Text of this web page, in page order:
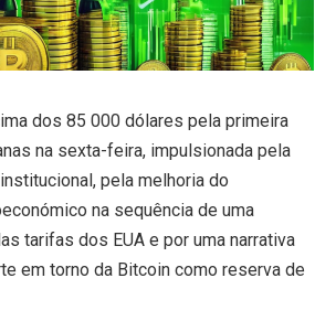
dos 85 000 dólares pela primeira
na sexta-feira, impulsionada pela
pela melhoria do
na sequência de uma
tarifas dos EUA e por uma narrativa
em torno da Bitcoin como reserva de